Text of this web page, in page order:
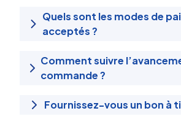
Quels sont les modes de
acceptés ?
Comment suivre
commande ?
Fournissez-vous un bon à